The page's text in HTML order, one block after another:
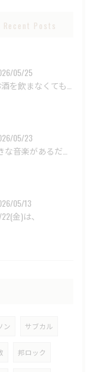
Recent Posts
05/25
05/23
05/13
金)は、
ン サブカル
邦ロック